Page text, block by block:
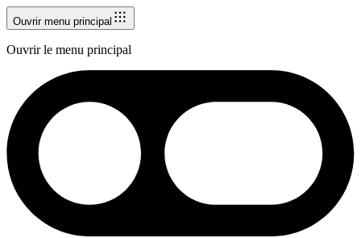
Ouvrir menu principal
Ouvrir le menu principal